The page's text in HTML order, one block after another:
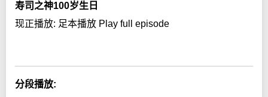
寿司之神100岁生日
现正播放: 足本播放 Play full episode
分段播放: